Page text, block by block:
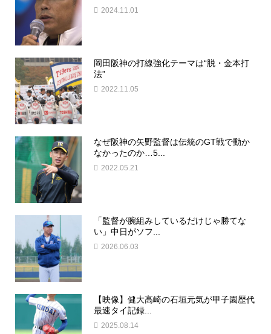
2024.11.01
岡田阪神の打線強化テーマは“脱・金本打
法”
2022.11.05
なぜ阪神の矢野監督は伝統のGT戦で動か
なかったのか…5...
2022.05.21
「監督が腕組みしているだけじゃ勝てな
い」中日がソフ...
2026.06.03
【映像】健大高崎の石垣元気が甲子園歴代
最速タイ記録...
2025.08.14